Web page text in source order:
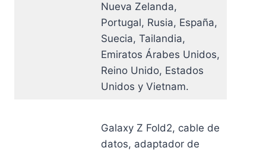
Nueva Zelanda,
Portugal, Rusia, España,
Suecia, Tailandia,
Emiratos Árabes Unidos,
Reino Unido, Estados
Unidos y Vietnam.
Galaxy Z Fold2, cable de
datos, adaptador de